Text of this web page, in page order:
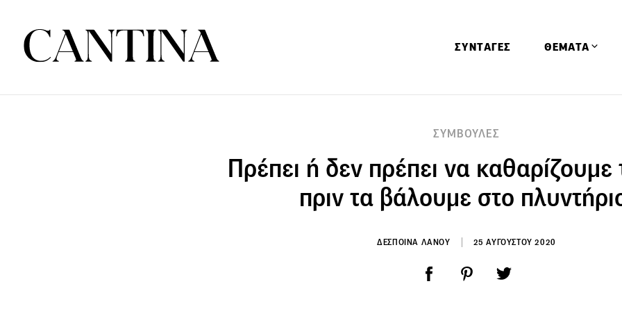
ΣΥΝΤΑΓΕΣ ΘΕΜΑΤΑ
Ειδήσεις
Έρευνες
ΣΥΜΒΟΥΛΕΣ
Πρέπει ή δεν πρέπει να καθαρίζουμε
πριν τα βάλουμε στο
ΔΕΣΠΟΙΝΑ ΛΑΝΟΥ 25 ΑΥΓΟΥΣΤΟΥ 2020